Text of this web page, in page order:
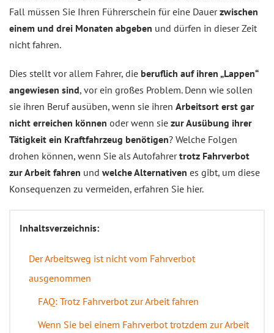
Fall müssen Sie Ihren Führerschein für eine Dauerzwischen
einem und drei Monaten abgeben und dürfen in dieser Zeit
nicht fahren.
Dies stellt vor allem Fahrer, die beruflich auf ihren „Lappen“
angewiesen sind, vor ein großes Problem. Denn wie sollen
sie ihren Beruf ausüben, wenn sie ihren Arbeitsort erst gar
nicht erreichen können oder wenn sie zur Ausübung ihrer
Tätigkeit ein Kraftfahrzeug benötigen? Welche Folgen
drohen können, wenn Sie als Autofahrertrotz Fahrverbot
zur Arbeit fahren und welche Alternativen es gibt, um diese
Konsequenzen zu vermeiden, erfahren Sie hier.
Inhaltsverzeichnis:
Der Arbeitsweg ist nicht vom Fahrverbot
ausgenommen
FAQ: Trotz Fahrverbot zur Arbeit fahren
Wenn Sie bei einem Fahrverbot trotzdem zur Arbeit